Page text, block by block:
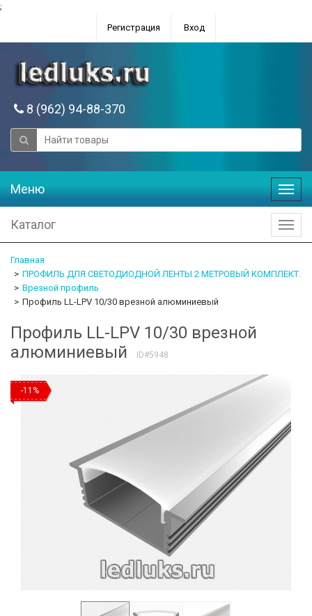
;
Регистрация
Вход
8 (962) 94-88-370
Меню
Меню
Каталог
Главная
ПРОФИЛЬ ДЛЯ СВЕТОДИОДНОЙ ЛЕНТЫ 2 МЕТРОВЫЙ КОМПЛЕКТ.
Врезной профиль
Профиль LL-LPV 10/30 врезной алюминиевый
Профиль LL-LPV 10/30 врезной
алюминиевый
ID#5948
-11%